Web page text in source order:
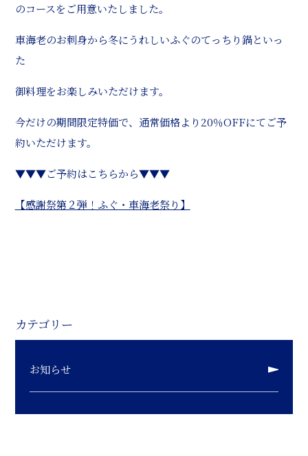
カテゴリー
お知らせ
のコースをご用意いたしました。
車海老のお刺身から冬にうれしいふぐのてっちり鍋といっ
た
御料理をお楽しみいただけます。
今だけの期間限定特価で、通常価格より20％OFFにてご予
約いただけます。
▼▼▼ご予約はこちらから▼▼▼
【感謝祭第２弾！ふぐ・車海老祭り】